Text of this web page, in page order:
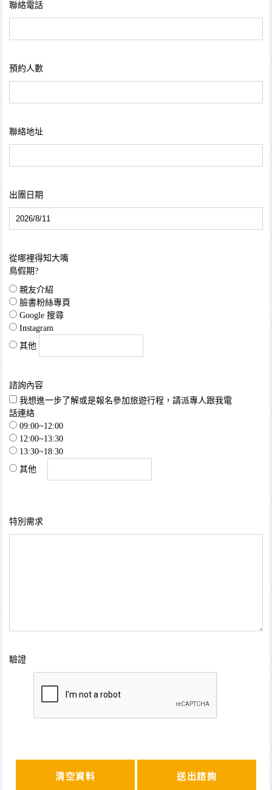
聯絡電話
預約人數
聯絡地址
出團日期
從哪裡得知大嘴
鳥假期?
親友介紹
臉書粉絲專頁
Google 搜尋
Instagram
其他
諮詢內容
我想進一步了解或是報名參加旅遊行程，請派專人跟我電
話連絡
09:00~12:00
12:00~13:30
13:30~18:30
其他
特別需求
驗證
清空資料